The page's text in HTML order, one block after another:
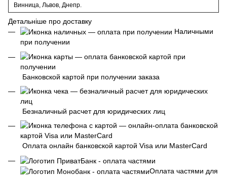
Винница, Львов, Днепр.
Детальніше про доставку
Наличными
при получении
Банковской картой при получении заказа
Безналичный расчет для юридических лиц
Оплата онлайн банковской картой Visa или MasterCard
Оплата частями для